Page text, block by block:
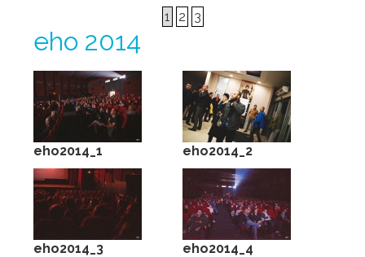
1 2 3
eho 2014
eho2014_1 eho2014_2
eho2014_3 eho2014_4